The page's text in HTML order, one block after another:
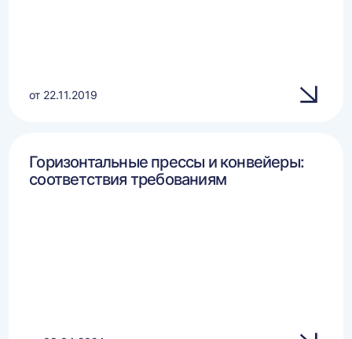
от 22.11.2019
Горизонтальные прессы и конвейеры:
соответствия требованиям